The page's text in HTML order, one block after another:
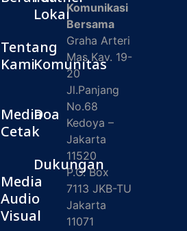
Tentang
Kami
Media
Cetak
Media
Audio
Visual
Lokal
Komunitas
Doa
Dukungan
Komunikasi
Bersama
Graha Arteri
Mas Kav. 19-
20
Jl.Panjang
No.68
Kedoya –
Jakarta
11520
P.O. Box
7113 JKB-TU
Jakarta
11071